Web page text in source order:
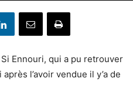
Ennouri, qui a pu retrouver
l’avoir vendue il y’a de